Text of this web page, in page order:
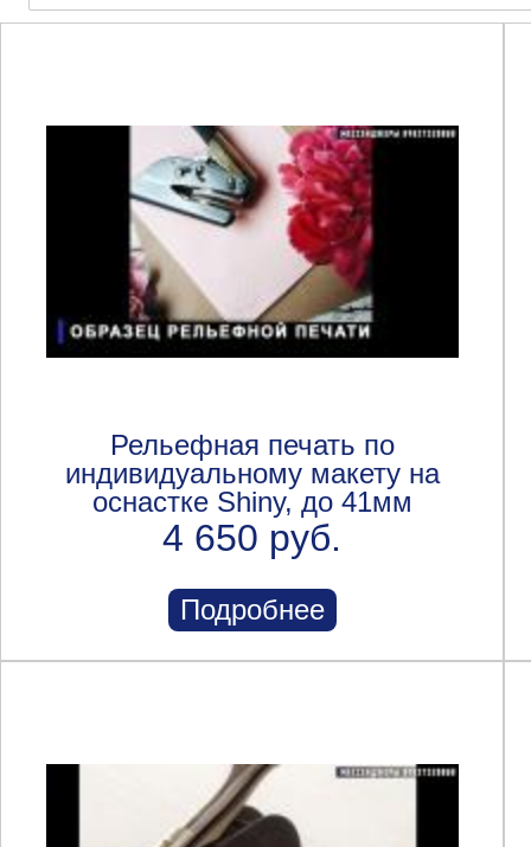
Рельефная печать по
индивидуальному макету на
оснастке Shiny, до 41мм
4 650 руб.
Подробнее